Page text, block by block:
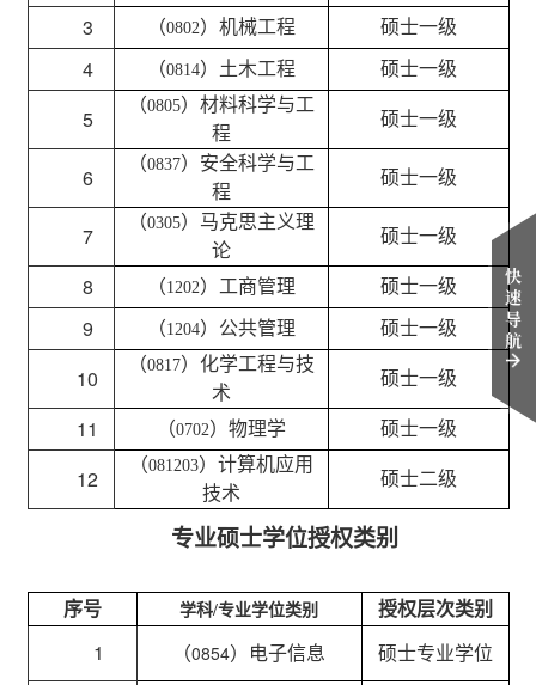
3 （0802）机械工程 硕士一级
4 （0814）土木工程 硕士一级
5
（0805）材料科学与工
程
硕士一级
6
（0837） 安全科学与工
程
硕士一级
7
（0305） 马克思主义理
论
硕士一级
8 （1202） 工商管理 硕士一级
9 （1204） 公共管理 硕士一级
10
（0817） 化学工程与技
术
硕士一级
11 （0702）物理学 硕士一级
12
（081203） 计算机应用
技术
硕士二级
专业硕士学位授权类别
序号 学科/专业学位类别
授权层次类别
1
（0854）电子信息
硕士专业学位
快
速
导
航